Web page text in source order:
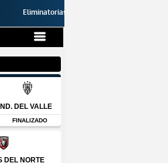
Eliminatorias 2026